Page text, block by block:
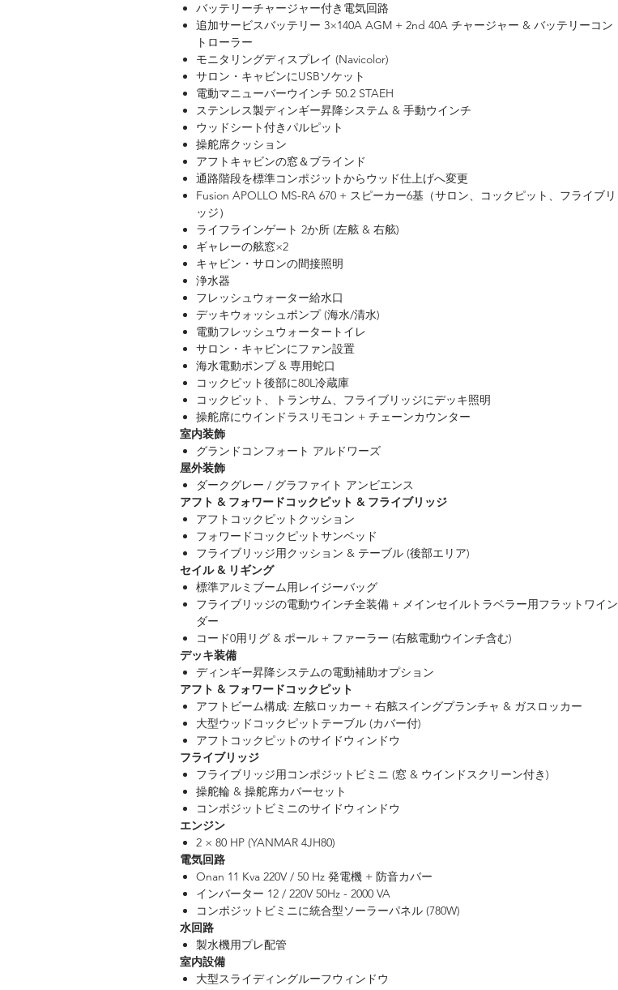
バッテリーチャージャー付き電気回路
追加サービスバッテリー 3×140A AGM + 2nd 40A チャージャー & バッテリーコン
トローラー
モニタリングディスプレイ (Navicolor)
サロン・キャビンにUSBソケット
電動マニューバーウインチ 50.2 STAEH
ステンレス製ディンギー昇降システム & 手動ウインチ
ウッドシート付きパルピット
操舵席クッション
アフトキャビンの窓＆ブラインド
通路階段を標準コンポジットからウッド仕上げへ変更
Fusion APOLLO MS-RA 670 + スピーカー6基（サロン、コックピット、フライブリ
ッジ）
ライフラインゲート 2か所 (左舷 & 右舷)
ギャレーの舷窓×2
キャビン・サロンの間接照明
浄水器
フレッシュウォーター給水口
デッキウォッシュポンプ (海水/清水)
電動フレッシュウォータートイレ
サロン・キャビンにファン設置
海水電動ポンプ & 専用蛇口
コックピット後部に80L冷蔵庫
コックピット、トランサム、フライブリッジにデッキ照明
操舵席にウインドラスリモコン + チェーンカウンター
室内装飾
グランドコンフォート アルドワーズ
屋外装飾
ダークグレー / グラファイト アンビエンス
アフト & フォワードコックピット & フライブリッジ
アフトコックピットクッション
フォワードコックピットサンベッド
フライブリッジ用クッション & テーブル (後部エリア)
セイル & リギング
標準アルミブーム用レイジーバッグ
フライブリッジの電動ウインチ全装備 + メインセイルトラベラー用フラットワイン
ダー
コード0用リグ & ポール + ファーラー (右舷電動ウインチ含む)
デッキ装備
ディンギー昇降システムの電動補助オプション
アフト & フォワードコックピット
アフトビーム構成: 左舷ロッカー + 右舷スイングプランチャ & ガスロッカー
大型ウッドコックピットテーブル (カバー付)
アフトコックピットのサイドウィンドウ
フライブリッジ
フライブリッジ用コンポジットビミニ (窓 & ウインドスクリーン付き)
操舵輪 & 操舵席カバーセット
コンポジットビミニのサイドウィンドウ
エンジン
2 × 80 HP (YANMAR 4JH80)
電気回路
Onan 11 Kva 220V / 50 Hz 発電機 + 防音カバー
インバーター 12 / 220V 50Hz - 2000 VA
コンポジットビミニに統合型ソーラーパネル (780W)
水回路
製水機用プレ配管
室内設備
大型スライディングルーフウィンドウ